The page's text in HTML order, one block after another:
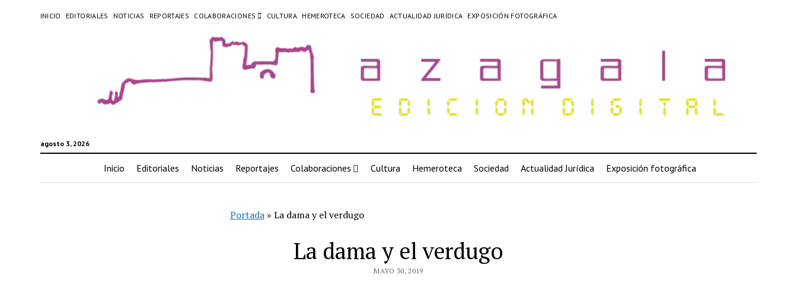
INICIO EDITORIALES NOTICIAS REPORTAJES COLABORACIONES CULTURA HEMEROTECA SOCIEDAD ACTUALIDAD JURÍDICA EXPOSICIÓN FOTOGRÁFICA
agosto 3, 2026
Inicio Editoriales Noticias Reportajes Colaboraciones Cultura Hemeroteca Sociedad Actualidad Jurídica Exposición fotográfica
Portada» La dama y el verdugo
La dama y el verdugo
MAYO 30, 2019